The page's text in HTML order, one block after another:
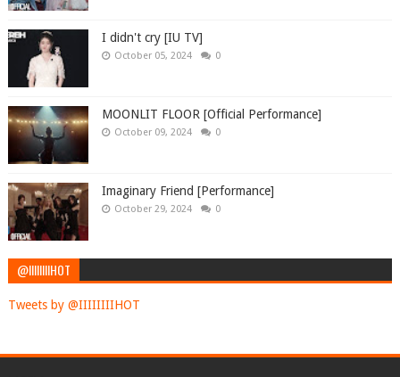
I didn't cry [IU TV]
October 05, 2024 0
MOONLIT FLOOR [Official Performance]
October 09, 2024 0
Imaginary Friend [Performance]
October 29, 2024 0
@IIIIIIIIHOT
Tweets by @IIIIIIIIHOT